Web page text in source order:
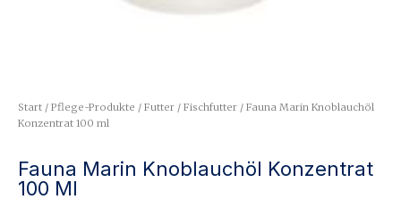
Start / Pflege-Produkte / Futter / Fischfutter / Fauna Marin Knoblauchöl
Konzentrat 100 ml
Fauna Marin Knoblauchöl Konzentrat
100 Ml